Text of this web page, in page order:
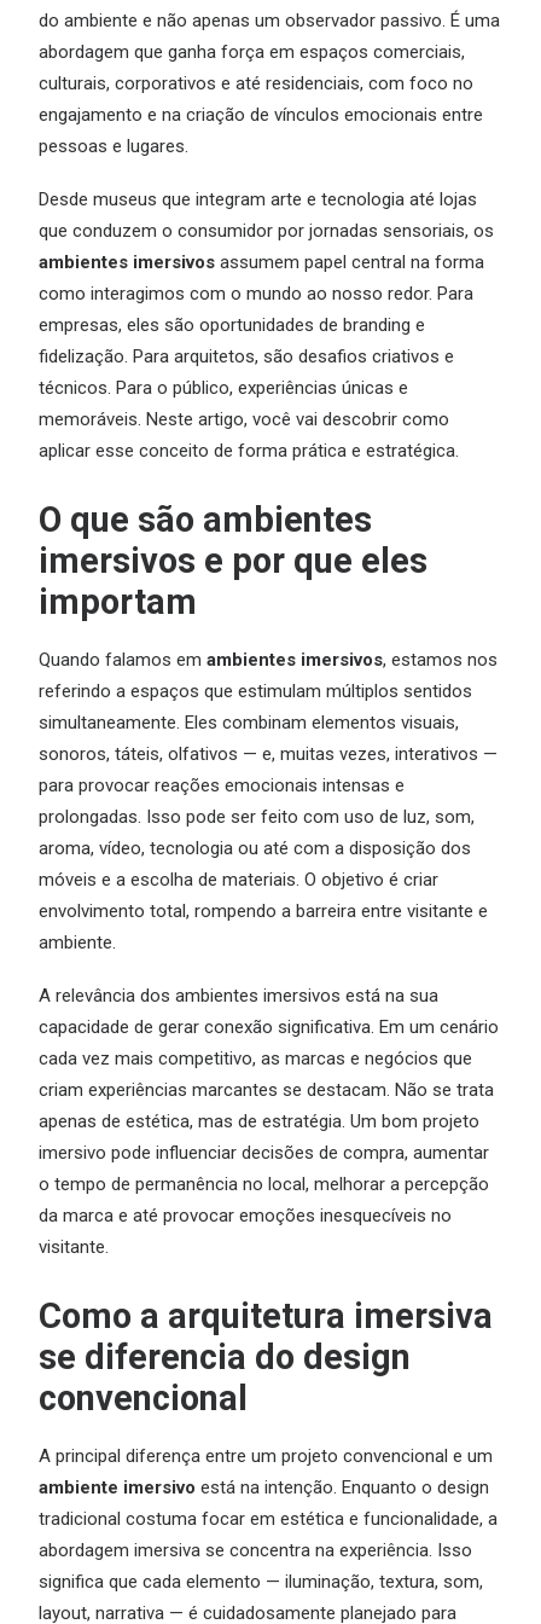
do ambiente e não apenas um observador passivo. É uma
abordagem que ganha força em espaços comerciais,
culturais, corporativos e até residenciais, com foco no
engajamento e na criação de vínculos emocionais entre
pessoas e lugares.
Desde museus que integram arte e tecnologia até lojas
que conduzem o consumidor por jornadas sensoriais, os
ambientes imersivos assumem papel central na forma
como interagimos com o mundo ao nosso redor. Para
empresas, eles são oportunidades de branding e
fidelização. Para arquitetos, são desafios criativos e
técnicos. Para o público, experiências únicas e
memoráveis. Neste artigo, você vai descobrir como
aplicar esse conceito de forma prática e estratégica.
O que são ambientes
imersivos e por que eles
importam
Quando falamos em ambientes imersivos, estamos nos
referindo a espaços que estimulam múltiplos sentidos
simultaneamente. Eles combinam elementos visuais,
sonoros, táteis, olfativos — e, muitas vezes, interativos —
para provocar reações emocionais intensas e
prolongadas. Isso pode ser feito com uso de luz, som,
aroma, vídeo, tecnologia ou até com a disposição dos
móveis e a escolha de materiais. O objetivo é criar
envolvimento total, rompendo a barreira entre visitante e
ambiente.
A relevância dos ambientes imersivos está na sua
capacidade de gerar conexão significativa. Em um cenário
cada vez mais competitivo, as marcas e negócios que
criam experiências marcantes se destacam. Não se trata
apenas de estética, mas de estratégia. Um bom projeto
imersivo pode influenciar decisões de compra, aumentar
o tempo de permanência no local, melhorar a percepção
da marca e até provocar emoções inesquecíveis no
visitante.
Como a arquitetura imersiva
se diferencia do design
convencional
A principal diferença entre um projeto convencional e um
ambiente imersivo está na intenção. Enquanto o design
tradicional costuma focar em estética e funcionalidade, a
abordagem imersiva se concentra na experiência. Isso
significa que cada elemento — iluminação, textura, som,
layout, narrativa — é cuidadosamente planejado para